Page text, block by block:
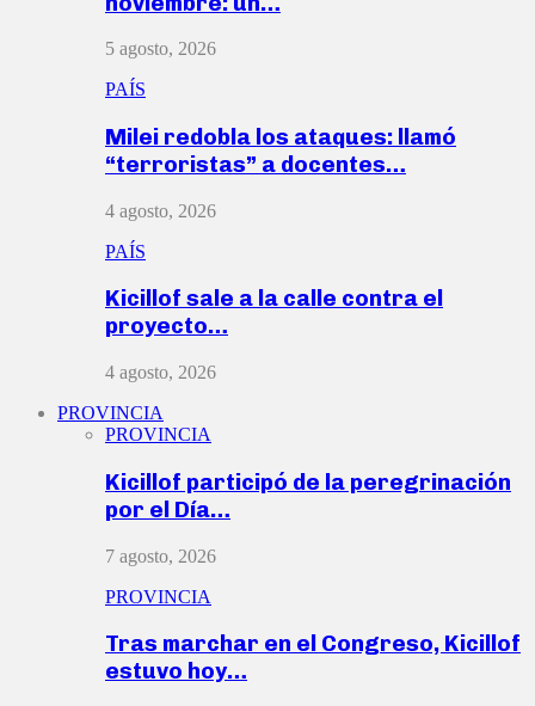
5 agosto, 2026
PAÍS
Milei redobla los ataques: llamó
“terroristas” a docentes…
4 agosto, 2026
PAÍS
Kicillof sale a la calle contra el
proyecto…
4 agosto, 2026
PROVINCIA
PROVINCIA
Kicillof participó de la peregrinación
por el Día…
7 agosto, 2026
PROVINCIA
Tras marchar en el Congreso, Kicillof
estuvo hoy…